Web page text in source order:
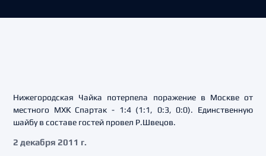
Нижегородская Чайка потерпела поражение в Москве от
местного МХК Спартак - 1:4 (1:1, 0:3, 0:0). Единственную
шайбу в составе гостей провел Р.Швецов.
2 декабря 2011 г.